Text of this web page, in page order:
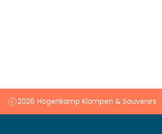
Tulp sloffen
2026 Hogenkamp Klompen & Souvenirs